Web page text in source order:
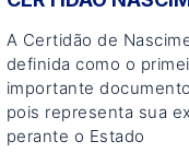
A Certidão de
definida como o
importante
pois representa sua
perante o Estado